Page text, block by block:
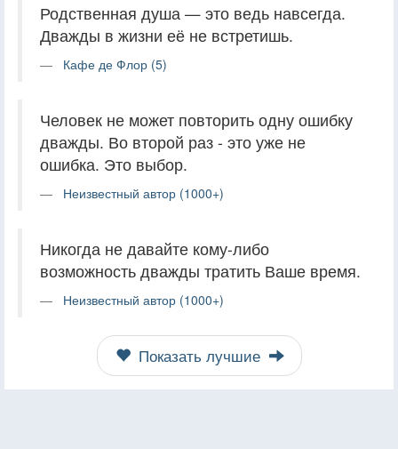
Родственная душа — это ведь навсегда.
Дважды в жизни её не встретишь.
Кафе де Флор (5)
Человек не может повторить одну ошибку
дважды. Во второй раз - это уже не
ошибка. Это выбор.
Неизвестный автор (1000+)
Никогда не давайте кому-либо
возможность дважды тратить Ваше время.
Неизвестный автор (1000+)
Показать лучшие